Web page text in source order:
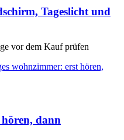
Tageslicht und
vor dem Kauf prüfen
dann